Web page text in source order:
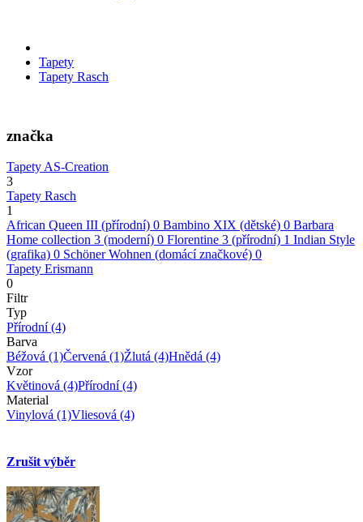
Tapety
Tapety Rasch
značka
Tapety AS-Creation
3
Tapety Rasch
1
African Queen III (přírodní) 0 Bambino XIX (dětské) 0 Barbara
Home collection 3 (moderní) 0 Florentine 3 (přírodní) 1 Indian Style
(grafika) 0 Schöner Wohnen (domácí značkové) 0
Tapety Erismann
0
Filtr
Typ
Přírodní(4)
Barva
Béžová (1)Červená (1)Žlutá (4)Hnědá (4)
Vzor
Květinová (4)Přírodní(4)
Material
Vinylová (1)Vliesová (4)
Zrušit výběr